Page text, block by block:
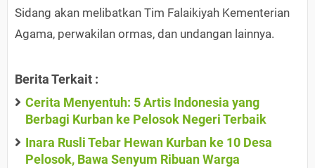
Sidang akan melibatkan Tim Falaikiyah Kementerian
Agama, perwakilan ormas, dan undangan lainnya.
Berita Terkait :
Cerita Menyentuh: 5 Artis Indonesia yang
Berbagi Kurban ke Pelosok Negeri Terbaik
Inara Rusli Tebar Hewan Kurban ke 10 Desa
Pelosok, Bawa Senyum Ribuan Warga